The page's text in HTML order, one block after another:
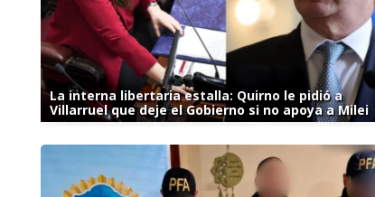
La interna libertaria estalla: Quirno le pidió a
Villarruel que deje el Gobierno si no apoya a Milei